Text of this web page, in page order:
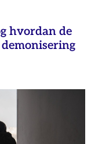
hvordan de